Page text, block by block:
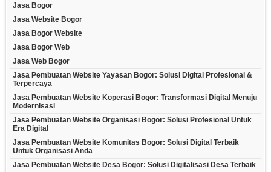
Jasa Bogor
Jasa Website Bogor
Jasa Bogor Website
Jasa Bogor Web
Jasa Web Bogor
Jasa Pembuatan Website Yayasan Bogor: Solusi Digital Profesional &
Terpercaya
Jasa Pembuatan Website Koperasi Bogor: Transformasi Digital Menuju
Modernisasi
Jasa Pembuatan Website Organisasi Bogor: Solusi Profesional Untuk
Era Digital
Jasa Pembuatan Website Komunitas Bogor: Solusi Digital Terbaik
Untuk Organisasi Anda
Jasa Pembuatan Website Desa Bogor: Solusi Digitalisasi Desa Terbaik